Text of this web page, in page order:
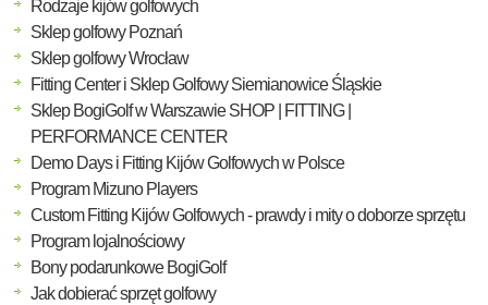
Rodzaje kijów golfowych
Sklep golfowy Poznań
Sklep golfowy Wrocław
Fitting Center i Sklep Golfowy Siemianowice Śląskie
Sklep BogiGolf w Warszawie SHOP | FITTING |
PERFORMANCE CENTER
Demo Days i Fitting Kijów Golfowych w Polsce
Program Mizuno Players
Custom Fitting Kijów Golfowych - prawdy i mity o doborze sprzętu
Program lojalnościowy
Bony podarunkowe BogiGolf
Jak dobierać sprzęt golfowy